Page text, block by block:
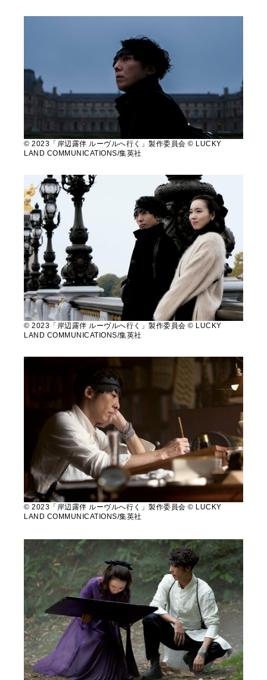
© 2023「岸辺露伴 ルーヴルへ行く」製作委員会 © LUCKY
LAND COMMUNICATIONS/集英社
© 2023「岸辺露伴 ルーヴルへ行く」製作委員会 © LUCKY
LAND COMMUNICATIONS/集英社
© 2023「岸辺露伴 ルーヴルへ行く」製作委員会 © LUCKY
LAND COMMUNICATIONS/集英社